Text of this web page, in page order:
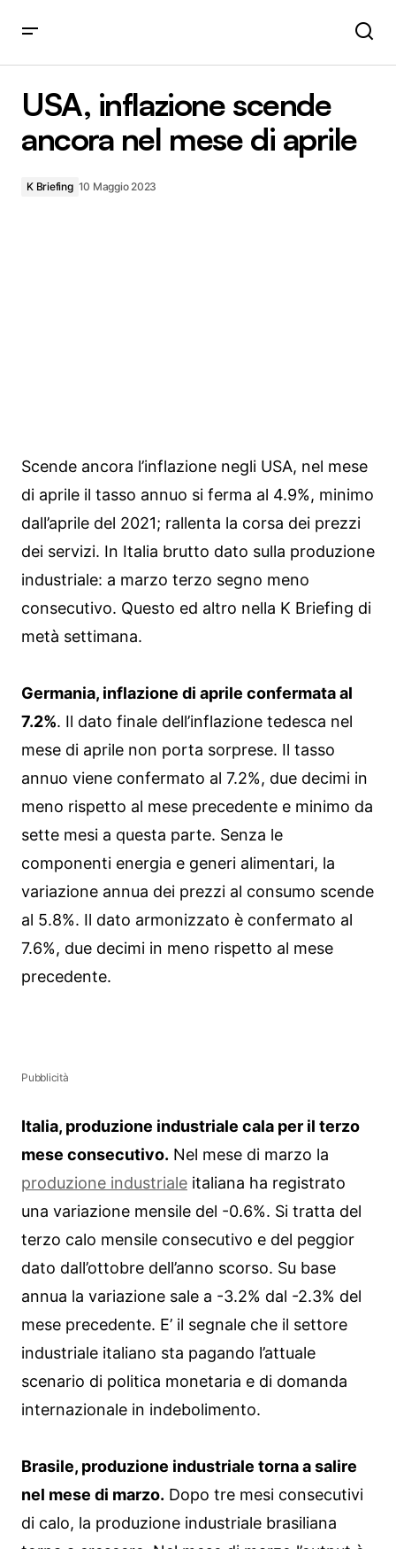
USA, inflazione scende
ancora nel mese di aprile
K Briefing 10 Maggio 2023
Scende ancora l’inflazione negli USA, nel mese
di aprile il tasso annuo si ferma al 4.9%, minimo
dall’aprile del 2021; rallenta la corsa dei prezzi
dei servizi. In Italia brutto dato sulla produzione
industriale: a marzo terzo segno meno
consecutivo. Questo ed altro nella K Briefing di
metà settimana.
Germania, inflazione di aprile confermata al
7.2%. Il dato finale dell’inflazione tedesca nel
mese di aprile non porta sorprese. Il tasso
annuo viene confermato al 7.2%, due decimi in
meno rispetto al mese precedente e minimo da
sette mesi a questa parte. Senza le
componenti energia e generi alimentari, la
variazione annua dei prezzi al consumo scende
al 5.8%. Il dato armonizzato è confermato al
7.6%, due decimi in meno rispetto al mese
precedente.
Pubblicità
Italia, produzione industriale cala per il terzo
mese consecutivo. Nel mese di marzo la
produzione industriale italiana ha registrato
una variazione mensile del -0.6%. Si tratta del
terzo calo mensile consecutivo e del peggior
dato dall’ottobre dell’anno scorso. Su base
annua la variazione sale a -3.2% dal -2.3% del
mese precedente. E’ il segnale che il settore
industriale italiano sta pagando l’attuale
scenario di politica monetaria e di domanda
internazionale in indebolimento.
Brasile, produzione industriale torna a salire
nel mese di marzo. Dopo tre mesi consecutivi
di calo, la produzione industriale brasiliana